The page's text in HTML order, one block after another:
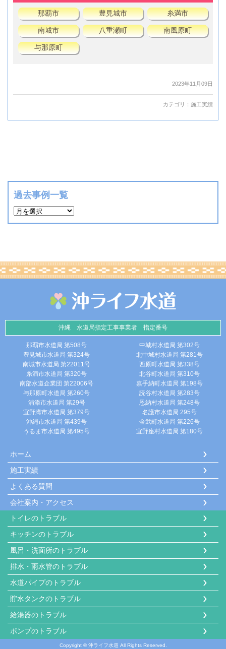
那覇市 豊見城市 糸満市
南城市 八重瀬町 南風原町
与那原町
2023年11月09日
カテゴリ： 施工実績
過去事例一覧
沖縄 水道局指定工事事業者 指定番号
那覇市水道局 第508号
豊見城市水道局 第324号
南城市水道局 第22011号
糸満市水道局 第320号
南部水道企業団 第22006号
与那原町水道局 第260号
浦添市水道局 第29号
宜野湾市水道局 第379号
沖縄市水道局 第439号
うるま市水道局 第495号
中城村水道局 第302号
北中城村水道局 第281号
西原町水道局 第338号
北谷町水道局 第310号
嘉手納町水道局 第198号
読谷村水道局 第283号
恩納村水道局 第248号
名護市水道局 295号
金武町水道局 第226号
宜野座村水道局 第180号
ホーム
施工実績
よくある質問
会社案内・アクセス
トイレのトラブル
キッチンのトラブル
風呂・洗面所のトラブル
排水・雨水管のトラブル
水道パイプのトラブル
貯水タンクのトラブル
給湯器のトラブル
ポンプのトラブル
Copyright © 沖ライフ水道 All Rights Reserved.